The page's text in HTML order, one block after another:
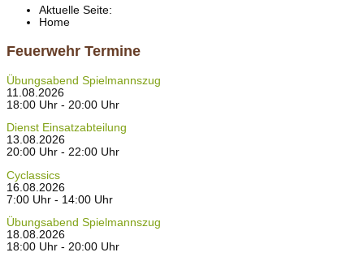
Aktuelle Seite:
Home
Feuerwehr Termine
Übungsabend Spielmannszug
11.08.2026
18:00 Uhr - 20:00 Uhr
Dienst Einsatzabteilung
13.08.2026
20:00 Uhr - 22:00 Uhr
Cyclassics
16.08.2026
7:00 Uhr - 14:00 Uhr
Übungsabend Spielmannszug
18.08.2026
18:00 Uhr - 20:00 Uhr